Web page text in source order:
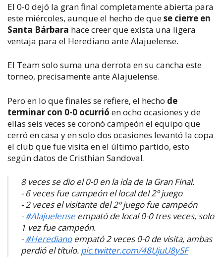
El 0-0 dejó la gran final completamente abierta para
este miércoles, aunque el hecho de quese cierre en
Santa Bárbara hace creer que exista una ligera
ventaja para el Herediano ante Alajuelense.
El Team solo suma una derrota en su cancha este
torneo, precisamente ante Alajuelense.
Pero en lo que finales se refiere, el hecho de
terminar con 0-0 ocurrió en ocho ocasiones y de
ellas seis veces se coronó campeón el equipo que
cerró en casa y en solo dos ocasiones levantó la copa
el club que fue visita en el último partido, esto
según datos de Cristhian Sandoval.
8 veces se dio el 0-0 en la ida de la Gran Final.
- 6 veces fue campeón el local del 2º juego
- 2 veces el visitante del 2º juego fue campeón
-#Alajuelense empató de local 0-0 tres veces, solo
1 vez fue campeón.
-#Heredianoempató 2 veces 0-0 de visita, ambas
perdió el título. pic.twitter.com/48UjuU8ySF